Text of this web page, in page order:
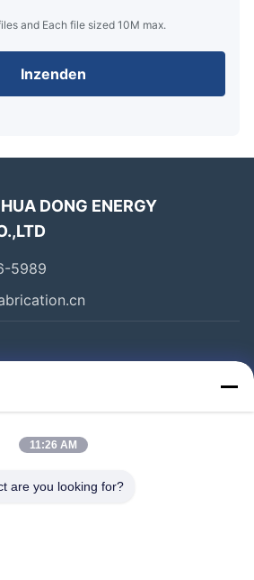
and Each file sized 10M max.
Inzenden
DONG ENERGY
5989
11:26 AM
are you looking for?